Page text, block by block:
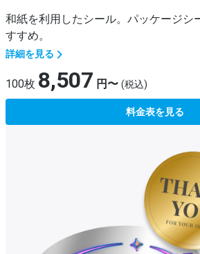
和紙を利用したシール。パッケージシ
すすめ。
詳細を見る
100枚 8,507 円〜 (税込)
料金表を見る